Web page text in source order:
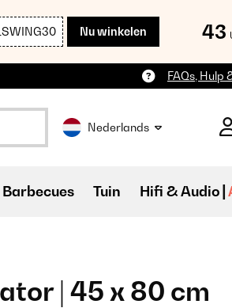
Nu winkelen 43
FAQs, Hulp
Nederlands
Barbecues Tuin Hifi & Audio
| 45 x 80 cm